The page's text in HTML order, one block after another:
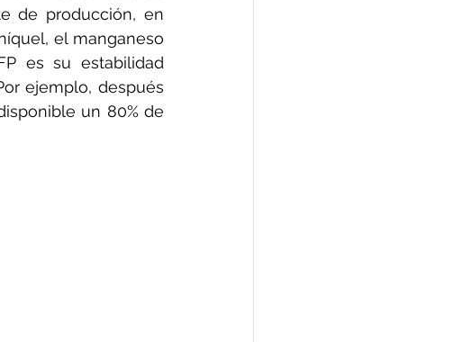
de producción, en
el manganeso
es su estabilidad
ejemplo, después
un 80% de